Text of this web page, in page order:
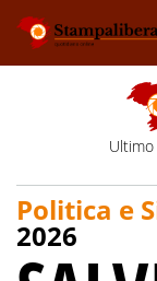
Politica e
2026